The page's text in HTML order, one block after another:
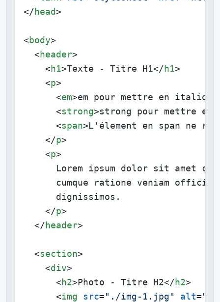
</ head>
< body>
< header>
< h1>Texte - Titre H1</ h1>
<p>
<em>em pour mettre en italique
<strong>strong pour mettre en
<span>L'élement en span ne
</p>
<p>
Lorem ipsum dolor sit amet
cumque ratione veniam
      dignissimos.
</p>
</ header>
<section>
<div>
< h2>Photo - Titre H2</ h2>
<img src= "./img-1.jpg" alt=